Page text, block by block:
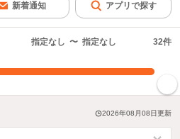
新着通知 アプリで探す
指定なし 〜 指定なし 32件
2026年08月08日更新